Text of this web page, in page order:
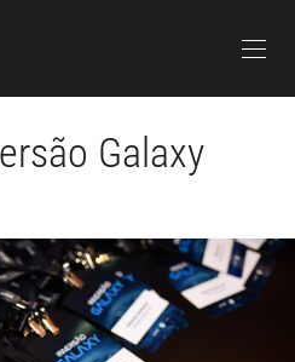
Galaxy